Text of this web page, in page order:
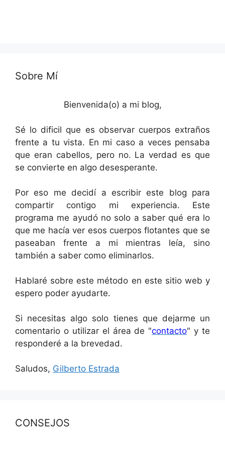
Sobre Mí
Bienvenida(o) a mi blog,
Sé lo dificil que es observar cuerpos extraños
frente a tu vista. En mi caso a veces pensaba
que eran cabellos, pero no. La verdad es que
se convierte en algo desesperante.
Por eso me decidí a escribir este blog para
compartir contigo mi experiencia. Este
programa me ayudó no solo a saber qué era lo
que me hacía ver esos cuerpos flotantes que se
paseaban frente a mi mientras leía, sino
también a saber como eliminarlos.
Hablaré sobre este método en este sitio web y
espero poder ayudarte.
Si necesitas algo solo tienes que dejarme un
comentario o utilizar el área de "contacto" y te
responderé a la brevedad.
Saludos, Gilberto Estrada
CONSEJOS